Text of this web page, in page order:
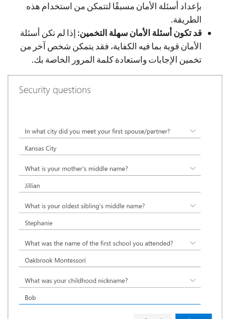
بإعداد أسئلة الأمان مسبقًا لتتمكن من استخدام هذه
الطريقة.
قد تكون أسئلة الأمان سهلة التخمين: إذا لم تكن أسئلة
الأمان قوية بما فيه الكفاية، فقد يتمكن شخص آخر من
تخمين الإجابات واستعادة كلمة المرور الخاصة بك.